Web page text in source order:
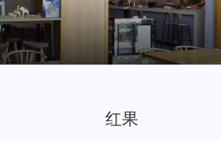
红果